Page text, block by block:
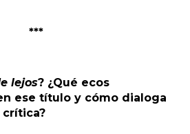
***
lejos? ¿Qué ecos
ese título y cómo dialoga